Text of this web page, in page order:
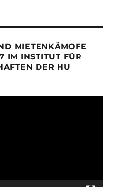
MIETENKÄMOFE
IM INSTITUT FÜR
DER HU